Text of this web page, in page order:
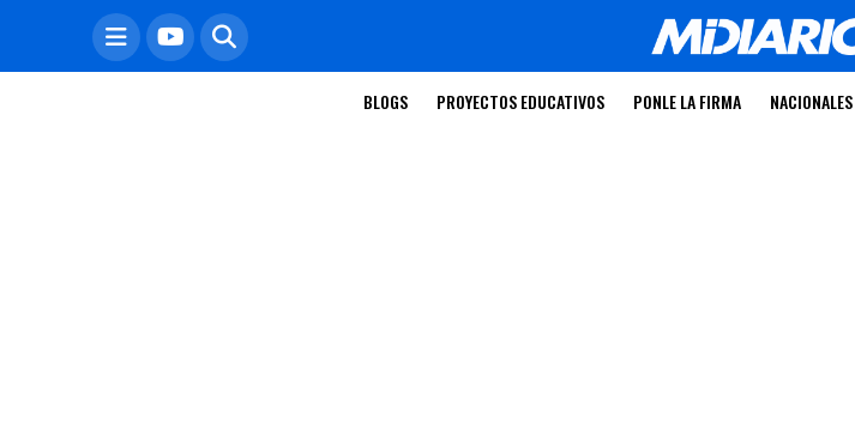
BLOGS PROYECTOS EDUCATIVOS PONLE LA FIRMA NACIONALES